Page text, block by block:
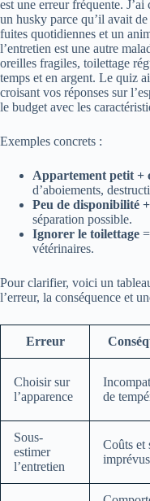
est une erreur fréquente.
un husky parce qu’il avait
fuites quotidiennes et un
l’entretien est une autre
oreilles fragiles, toilettage
temps et en argent. Le quiz
croisant vos réponses sur
le budget avec les
Exemples concrets :
Appartement petit +
d’aboiements,
Peu de disponibilité
séparation possible.
Ignorer le toilettage
vétérinaires.
Pour clarifier, voici un
l’erreur, la conséquence et
Erreur
Choisir sur
l’apparence
de
Sous-
estimer
l’entretien
Coûts et
imprévus